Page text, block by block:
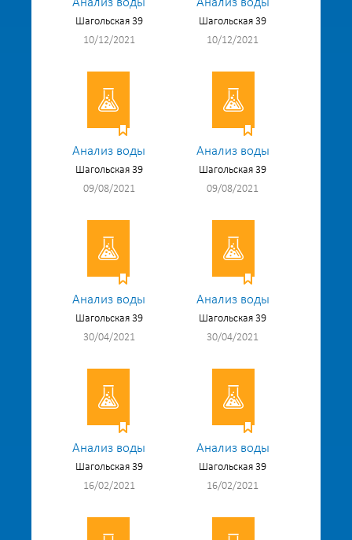
Анализ воды
Шагольская 39
10/12/2021
Анализ воды
Шагольская 39
10/12/2021
Анализ воды
Шагольская 39
09/08/2021
Анализ воды
Шагольская 39
09/08/2021
Анализ воды
Шагольская 39
30/04/2021
Анализ воды
Шагольская 39
30/04/2021
Анализ воды
Шагольская 39
16/02/2021
Анализ воды
Шагольская 39
16/02/2021